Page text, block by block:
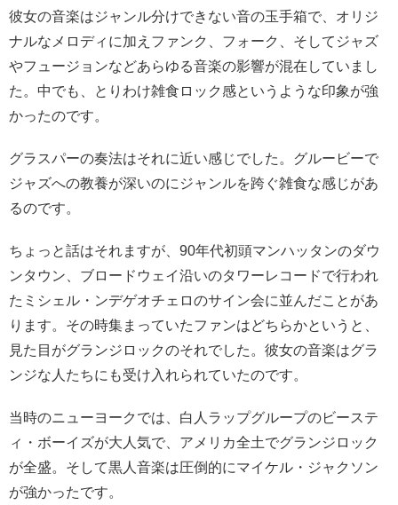
彼女の音楽はジャンル分けできない音の玉手箱で、オリジ
ナルなメロディに加えファンク、フォーク、そしてジャズ
やフュージョンなどあらゆる音楽の影響が混在していまし
た。中でも、とりわけ雑食ロック感というような印象が強
かったのです。
グラスパーの奏法はそれに近い感じでした。グルービーで
ジャズへの教養が深いのにジャンルを跨ぐ雑食な感じがあ
るのです。
ちょっと話はそれますが、90年代初頭マンハッタンのダウ
ンタウン、ブロードウェイ沿いのタワーレコードで行われ
たミシェル・ンデゲオチェロのサイン会に並んだことがあ
ります。その時集まっていたファンはどちらかというと、
見た目がグランジロックのそれでした。彼女の音楽はグラ
ンジな人たちにも受け入れられていたのです。
当時のニューヨークでは、白人ラップグループのビーステ
ィ・ボーイズが大人気で、アメリカ全土でグランジロック
が全盛。そして黒人音楽は圧倒的にマイケル・ジャクソン
が強かったです。